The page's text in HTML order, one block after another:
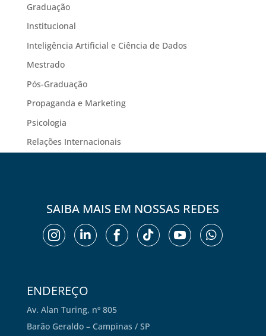
Graduação
Institucional
Inteligência Artificial e Ciência de Dados
Mestrado
Pós-Graduação
Propaganda e Marketing
Psicologia
Relações Internacionais
SAIBA MAIS EM NOSSAS REDES
     
ENDEREÇO
Av. Alan Turing, nº 805
Barão Geraldo – Campinas / SP